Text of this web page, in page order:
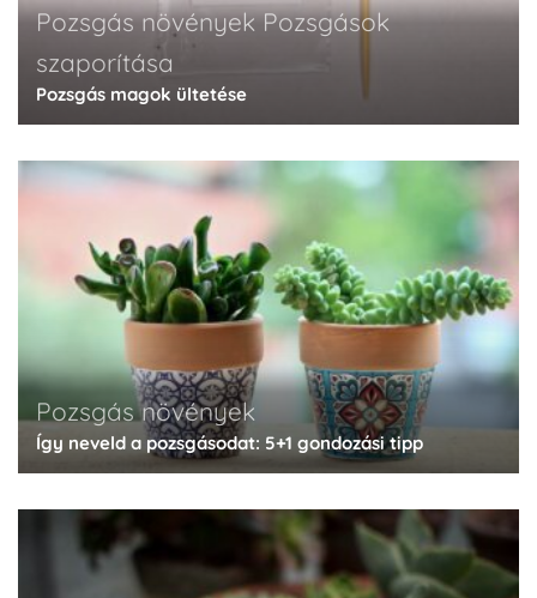
Pozsgás növények Pozsgások
szaporítása
Pozsgás magok ültetése
Pozsgás növények
Így neveld a pozsgásodat: 5+1 gondozási tipp